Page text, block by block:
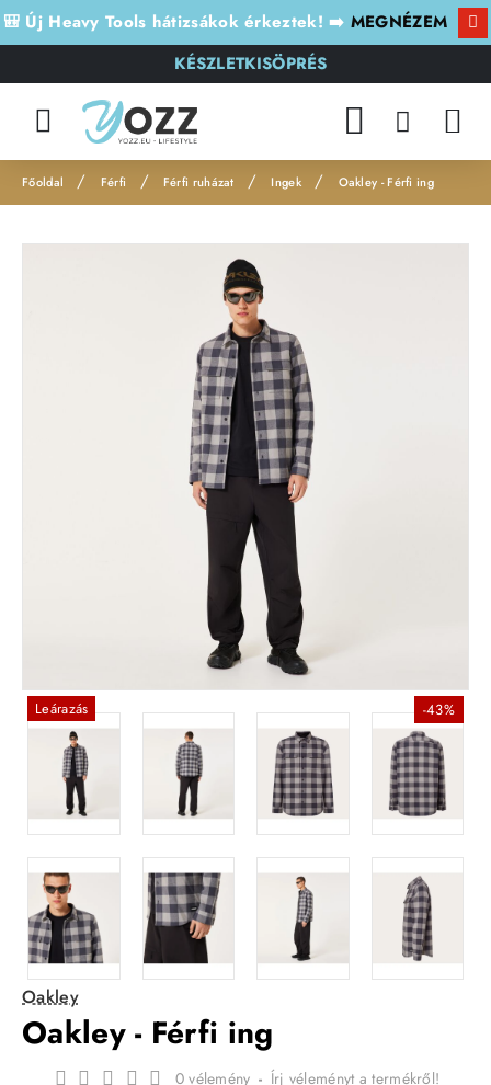
🎒 Új Heavy Tools hátizsákok érkeztek! ➡️ MEGNÉZEM
KÉSZLETKISÖPRÉS
h
Férfi Férfi ruházat Ingek Oakley - Férfi ing
Leárazás -43%
Oakley
Oakley - Férfi ing
0 vélemény - Írj véleményt a termékről!